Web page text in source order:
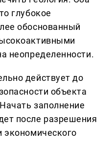
глубокое
обоснованный
неопределенности.
действует до
объекта
заполнение
после разрешения
экономического